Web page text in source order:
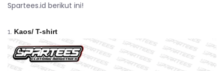
Spartees.id berikut ini!
Kaos/ T-shirt